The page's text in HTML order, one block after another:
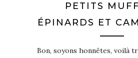
PETITS
ÉPINARDS ET
Bon, soyons honnêtes, voilà